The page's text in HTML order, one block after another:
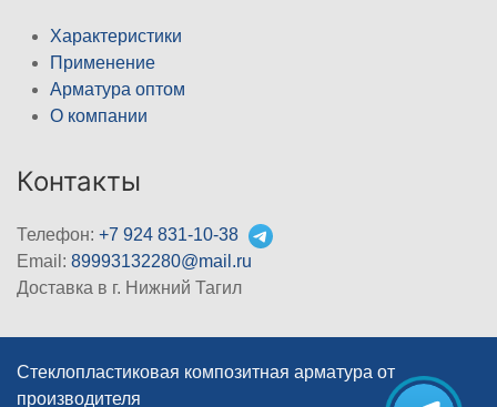
Характеристики
Применение
Арматура оптом
О компании
Контакты
Телефон: +7 924 831-10-38
Email: 89993132280@mail.ru
Доставка в г. Нижний Тагил
Стеклопластиковая композитная арматура от
производителя